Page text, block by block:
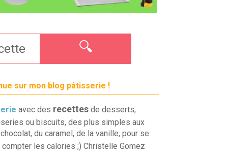
🔍
sur mon blog pâtisserie !
avec des recettes de desserts,
ou biscuits, des plus simples aux
du caramel, de la vanille, pour se
compter les calories ;) Christelle Gomez